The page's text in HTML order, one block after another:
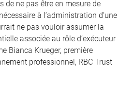
de ne pas être en mesure de
à l’administration d’une
ne pas vouloir assumer la
associée au rôle d’exécuteur
Bianca Krueger, première
professionnel, RBC Trust